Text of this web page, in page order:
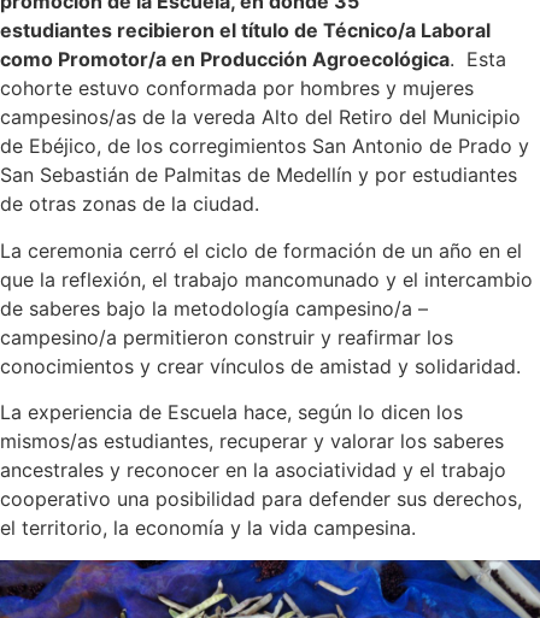
estudiantes recibieron el título de Técnico/a Laboral
como Promotor/a en Producción Agroecológica. Esta
cohorte estuvo conformada por hombres y mujeres
campesinos/as de la vereda Alto del Retiro del Municipio
de Ebéjico, de los corregimientos San Antonio de Prado y
San Sebastián de Palmitas de Medellín y por estudiantes
de otras zonas de la ciudad.
La ceremonia cerró el ciclo de formación de un año en el
que la reflexión, el trabajo mancomunado y el intercambio
de saberes bajo la metodología campesino/a –
campesino/a permitieron construir y reafirmar los
conocimientos y crear vínculos de amistad y solidaridad.
La experiencia de Escuela hace, según lo dicen los
mismos/as estudiantes, recuperar y valorar los saberes
ancestrales y reconocer en la asociatividad y el trabajo
cooperativo una posibilidad para defender sus derechos,
el territorio, la economía y la vida campesina.